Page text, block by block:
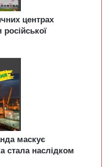
центрах
маскує
стала наслідком